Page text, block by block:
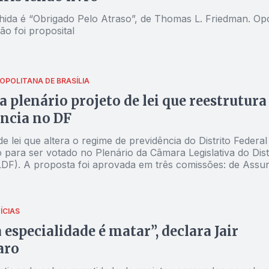
é “Obrigado Pelo Atraso”, de Thomas L. Friedman.
foi proposital
DE BRASÍLIA
plenário projeto de lei que reestrutura
no DF
para ser votado no Plenário da Câmara Legislativa do
A proposta foi aprovada em três comissões: de
O projeto une os dois fundos previdenciários –
capitalizado – geridos pelo Instituto de Previdência dos
Públicos do DF (Iprev).é matar”, declara Jair